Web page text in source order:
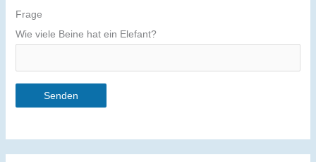
Frage
Wie viele Beine hat ein Elefant?